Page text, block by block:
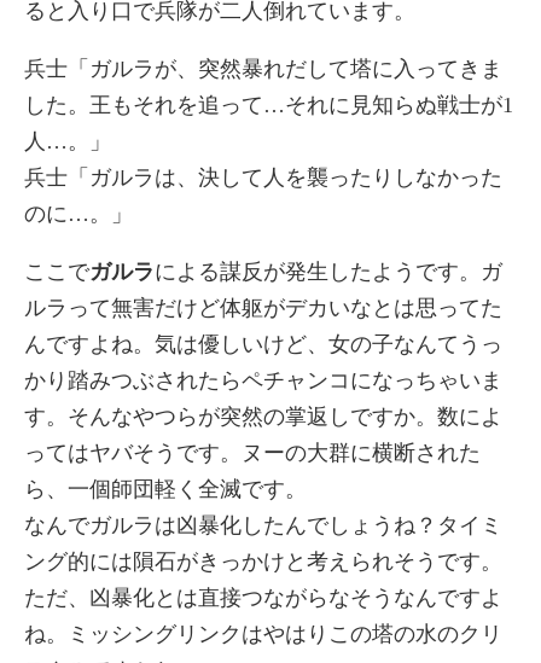
ると入り口で兵隊が二人倒れています。
兵士「ガルラが、突然暴れだして塔に入ってきま
した。王もそれを追って…それに見知らぬ戦士が1
人…。」
兵士「ガルラは、決して人を襲ったりしなかった
のに…。」
ここでガルラによる謀反が発生したようです。ガ
ルラって無害だけど体躯がデカいなとは思ってた
んですよね。気は優しいけど、女の子なんてうっ
かり踏みつぶされたらペチャンコになっちゃいま
す。そんなやつらが突然の掌返しですか。数によ
ってはヤバそうです。ヌーの大群に横断された
ら、一個師団軽く全滅です。
なんでガルラは凶暴化したんでしょうね？タイミ
ング的には隕石がきっかけと考えられそうです。
ただ、凶暴化とは直接つながらなそうなんですよ
ね。ミッシングリンクはやはりこの塔の水のクリ